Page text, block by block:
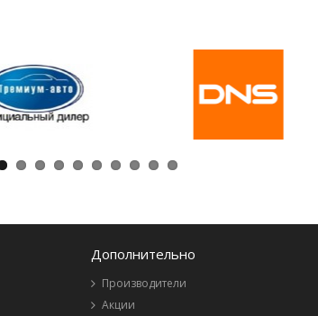
Дополнительно
Производители
Акции